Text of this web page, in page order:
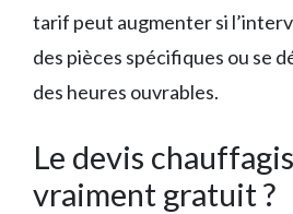
tarif peut augmenter si
des pièces spécifiques ou se
des heures ouvrables.
Le devis
vraiment gratuit ?